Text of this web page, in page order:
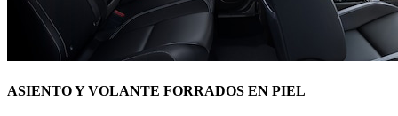
ASIENTO Y VOLANTE FORRADOS EN PIEL